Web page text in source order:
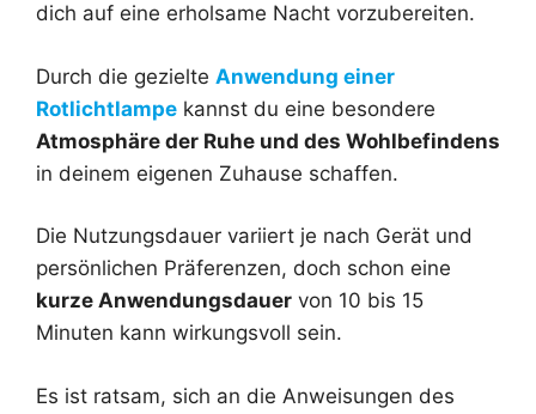
dich auf eine erholsame Nacht vorzubereiten.
Durch die gezielte Anwendung einer
Rotlichtlampe kannst du eine besondere
Atmosphäre der Ruhe und des Wohlbefindens
in deinem eigenen Zuhause schaffen.
Die Nutzungsdauer variiert je nach Gerät und
persönlichen Präferenzen, doch schon eine
kurze Anwendungsdauer von 10 bis 15
Minuten kann wirkungsvoll sein.
Es ist ratsam, sich an die Anweisungen des